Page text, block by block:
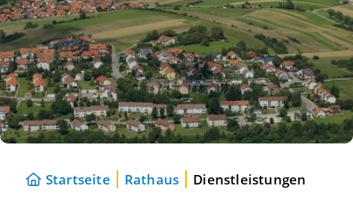
Startseite Rathaus Dienstleistungen